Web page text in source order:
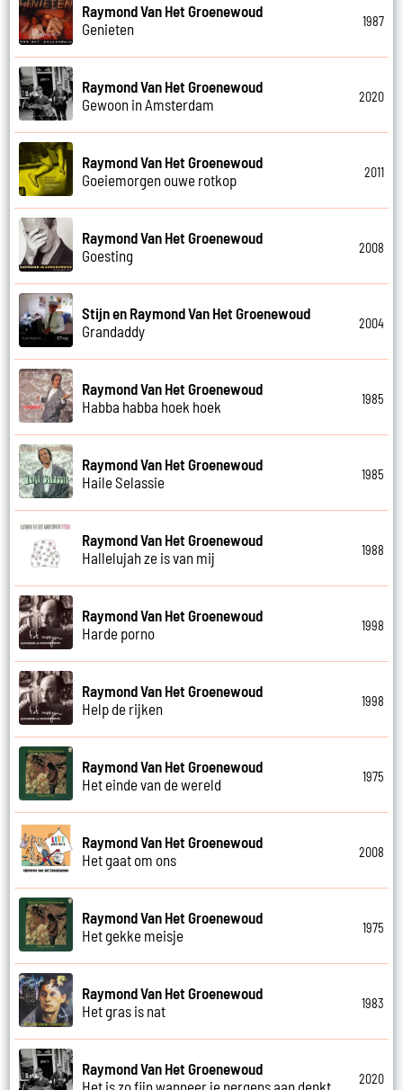
Raymond Van Het Groenewoud
Genieten
1987
Raymond Van Het Groenewoud
Gewoon in Amsterdam
2020
Raymond Van Het Groenewoud
Goeiemorgen ouwe rotkop
2011
Raymond Van Het Groenewoud
Goesting
2008
Stijn en Raymond Van Het Groenewoud
Grandaddy
2004
Raymond Van Het Groenewoud
Habba habba hoek hoek
1985
Raymond Van Het Groenewoud
Haile Selassie
1985
Raymond Van Het Groenewoud
Hallelujah ze is van mij
1988
Raymond Van Het Groenewoud
Harde porno
1998
Raymond Van Het Groenewoud
Help de rijken
1998
Raymond Van Het Groenewoud
Het einde van de wereld
1975
Raymond Van Het Groenewoud
Het gaat om ons
2008
Raymond Van Het Groenewoud
Het gekke meisje
1975
Raymond Van Het Groenewoud
Het gras is nat
1983
Raymond Van Het Groenewoud
Het is zo fijn wanneer je nergens aan denkt
2020